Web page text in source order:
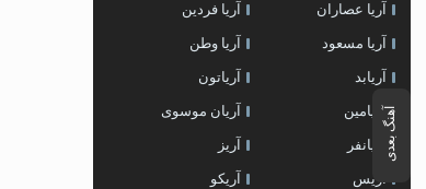
آهنگ بعدی
آریا عصاران آریا فردین
آریا مسعود آریا وطن
آریابد آریاتون
آریامین آریان موسوی
آریانفر آریز
آریس آریکو